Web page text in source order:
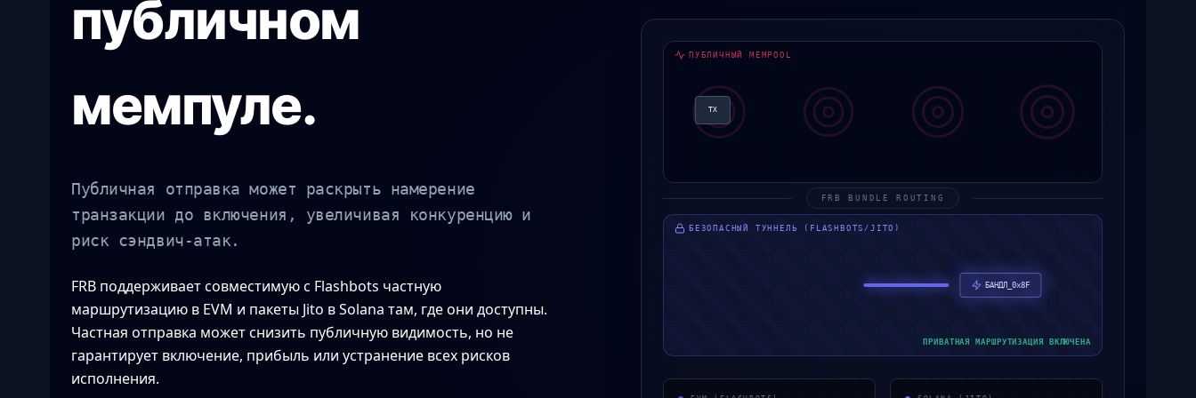
публичном
мемпуле.
Публичная отправка может раскрыть намерение
транзакции до включения, увеличивая конкуренцию и
риск сэндвич-атак.
FRB поддерживает совместимую с Flashbots частную
маршрутизацию в EVM и пакеты Jito в Solana там, где они доступны.
Частная отправка может снизить публичную видимость, но не
гарантирует включение, прибыль или устранение всех рисков
исполнения.
ПУБЛИЧНЫЙ MEMPOOL
FRB BUNDLE ROUTING
БЕЗОПАСНЫЙ ТУННЕЛЬ (FLASHBOTS/JITO)
ПРИВАТНАЯ МАРШРУТИЗАЦИЯ ВКЛЮЧЕНА